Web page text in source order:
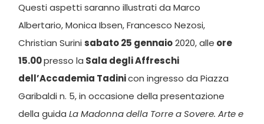
Questi aspetti saranno illustrati da Marco
Albertario, Monica Ibsen, Francesco Nezosi,
Christian Surinisabato 25 gennaio2020, alle ore
15.00presso la Sala degli Affreschi
dell’Accademia Tadinicon ingresso da Piazza
Garibaldi n. 5, in occasione della presentazione
della guidaLa Madonna della Torre a Sovere. Arte e